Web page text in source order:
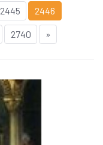
2445 2446
2740 »